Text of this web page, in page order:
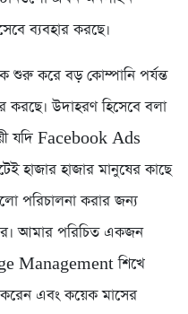
ব্যবহার করছে।
শুরু করে বড় কোম্পানি পর্যন্ত
করছে। উদাহরণ হিসেবে বলা
যদি Facebook Ads
হাজার হাজার মানুষের কাছে
পরিচালনা করার জন্য
আমার পরিচিত একজন
Management শিখে
এবং কয়েক মাসের